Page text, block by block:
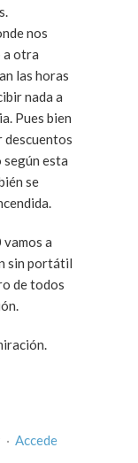
nos
a otra
las horas
nada a
Pues bien
descuentos
esta
se
vamos a
sin portátil
de todos
Me2 en marzo 24, 2009 · Accede